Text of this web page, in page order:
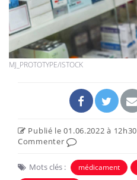
MJ_PROTOTYPE/ISTOCK
Publié le 01.06.2022 à 12h30
Commenter
Mots clés : médicament